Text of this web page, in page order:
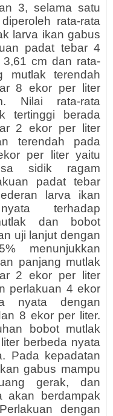
3, selama satu
rata-rata
larva ikan gabus
padat tebar 4
cm dan rata-
mutlak terendah
8 ekor per liter
Nilai rata-rata
tertinggi berada
2 ekor per liter
terendah pada
per liter yaitu
sidik ragam
padat tebar
larva ikan
terhadap
dan bobot
uji lanjut dengan
menunjukkan
panjang mutlak
2 ekor per liter
perlakuan 4 ekor
nyata dengan
8 ekor per liter.
bobot mutlak
berbeda nyata
Pada kepadatan
gabus mampu
gerak, dan
akan berdampak
dengan